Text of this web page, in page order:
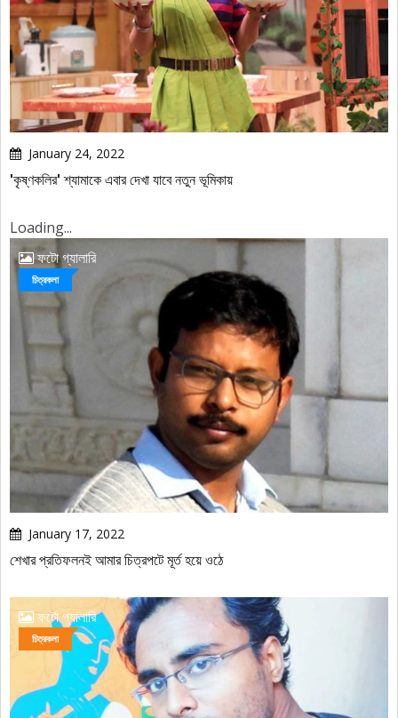
January 24, 2022
'কৃষ্ণকলির' শ্যামাকে এবার দেখা যাবে নতুন ভূমিকায়
Loading...
ফটো গ্যালারি
চিত্রকলা
January 17, 2022
শেখার প্রতিফলনই আমার চিত্রপটে মূর্ত হয়ে ওঠে
ফটো গ্যালারি
চিত্রকলা